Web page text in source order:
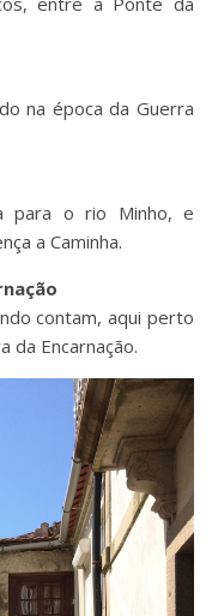
na época da Guerra
para o rio Minho, e
a Caminha.
contam, aqui perto
da Encarnação.